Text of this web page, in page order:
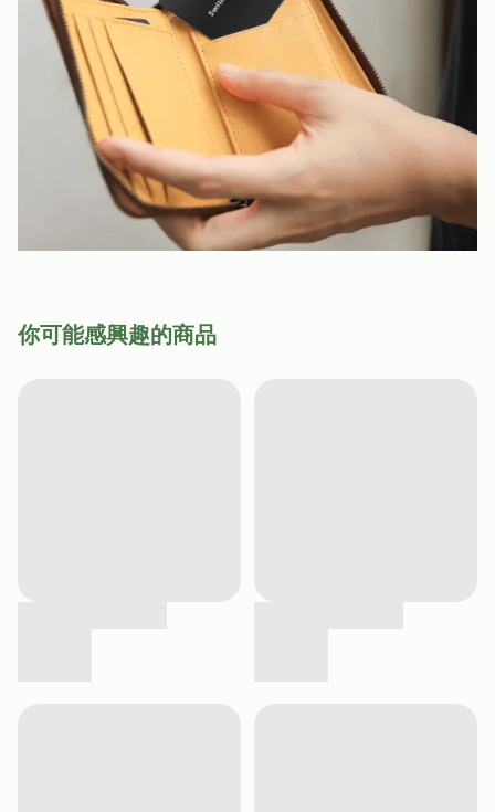
你可能感興趣的商品